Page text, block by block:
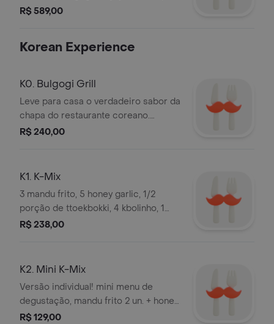
bulgogi & 1 k-bap jeyuk. + 4 choco pie
R$ 589,00
Korean Experience
K0. Bulgogi Grill
Leve para casa o verdadeiro sabor da
chapa do restaurante coreano.
Bulgogi, contra file marinado no
suculento. Incluindo 500G de
de cebola, banchan tradicional, folhas
fresca para ssam. Serve 2 pessoas
R$ 240,00
K1. K-Mix
3 mandu frito, 5 honey garlic, 1/2
porção de ttoekbokki, 4 kbolinho, 1
porção de kimbap.
R$ 238,00
K2. Mini K-Mix
Versão individual! mini menu de
degustação, mandu frito 2 un. + honey
garlic 2 un. + 1/2 porção de ttoekbokki
R$ 129,00